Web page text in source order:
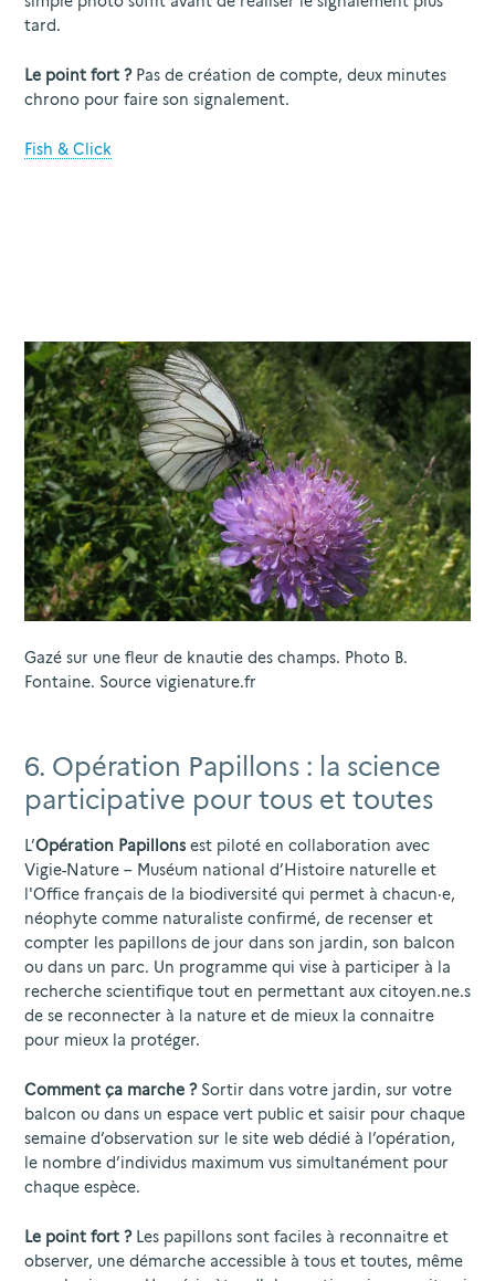
tard.
Le point fort ?Pas de création de compte, deux minutes
chrono pour faire son signalement.
Fish & Click
Gazé sur une fleur de knautie des champs. Photo B.
Fontaine. Source vigienature.fr
6. Opération Papillons : la science
participative pour tous et toutes
L’Opération Papillons est piloté en collaboration avec
Vigie-Nature – Muséum national d’Histoire naturelle et
l'Office français de la biodiversité qui permet à chacun·e,
néophyte comme naturaliste confirmé, de recenser et
compter les papillons de jour dans son jardin, son balcon
ou dans un parc. Un programme qui vise à participer à la
recherche scientifique tout en permettant aux citoyen.ne.s
de se reconnecter à la nature et de mieux la connaitre
pour mieux la protéger.
Comment ça marche ?Sortir dans votre jardin, sur votre
balcon ou dans un espace vert public et saisir pour chaque
semaine d’observation sur le site web dédié à l’opération,
le nombre d’individus maximum vus simultanément pour
chaque espèce.
Le point fort ?Les papillons sont faciles à reconnaitre et
observer, une démarche accessible à tous et toutes, même